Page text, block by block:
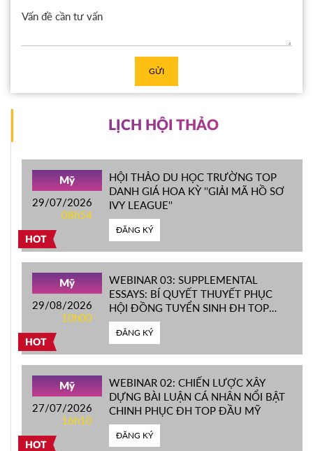
GỬI
LỊCH HỘI THẢO
HOT
Mỹ
29/07/2026
08h54
HỘI THẢO DU HỌC TRƯỜNG TOP
DANH GIÁ HOA KỲ ''GIẢI MÃ HỒ SƠ
IVY LEAGUE''
ĐĂNG KÝ
HOT
Mỹ
29/08/2026
10h00
WEBINAR 03: SUPPLEMENTAL
ESSAYS: BÍ QUYẾT THUYẾT PHỤC
HỘI ĐỒNG TUYỂN SINH ĐH TOP
ĐẦU MỸ
ĐĂNG KÝ
HOT
Mỹ
27/07/2026
16h10
WEBINAR 02: CHIẾN LƯỢC XÂY
DỰNG BÀI LUẬN CÁ NHÂN NỔI BẬT
CHINH PHỤC ĐH TOP ĐẦU MỸ
ĐĂNG KÝ